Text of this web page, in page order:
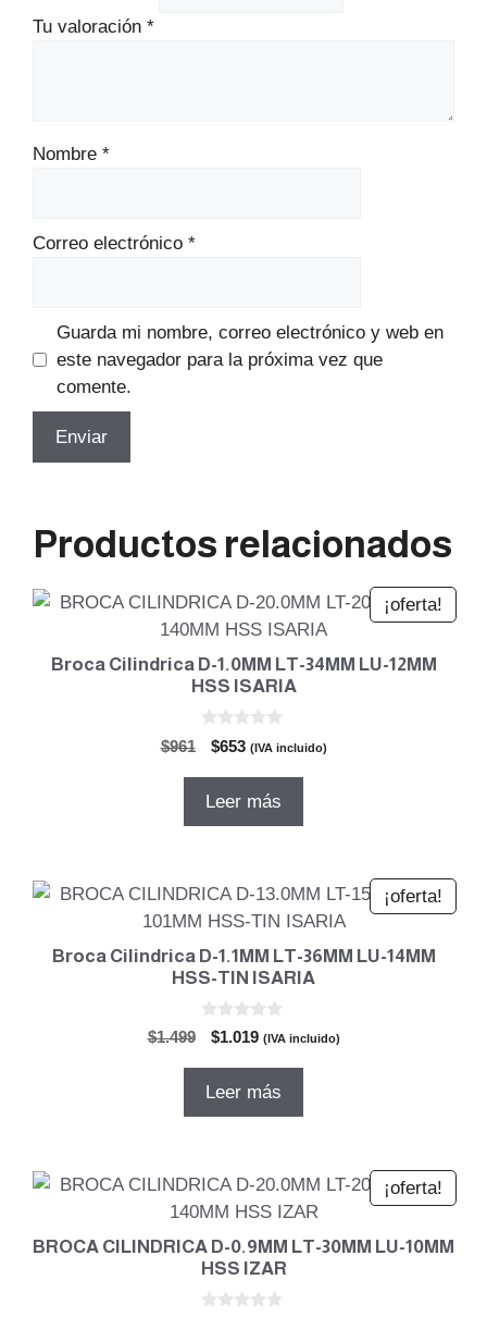
Tu valoración *
Nombre *
Correo electrónico *
Guarda mi nombre, correo electrónico y web en
este navegador para la próxima vez que
comente.
Productos relacionados
¡oferta!
Broca Cilindrica D-1.0MM LT-34MM LU-12MM
HSS ISARIA
$961
El
original
$653El
actual
(IVA incluido)
Leer más
¡oferta!
Broca Cilindrica D-1.1MM LT-36MM LU-14MM
HSS-TIN ISARIA
$1.499
El
original
$1.019El
actual
(IVA incluido)
Leer más
¡oferta!
BROCA CILINDRICA D-0.9MM LT-30MM LU-10MM
HSS IZAR